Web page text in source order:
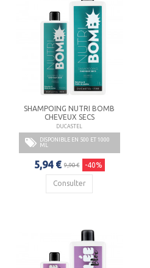
SHAMPOING NUTRI BOMB
CHEVEUX SECS
DUCASTEL
DISPONIBLE EN 500 ET 1000
ML
5,94 € 9,90 € -40%
Consulter